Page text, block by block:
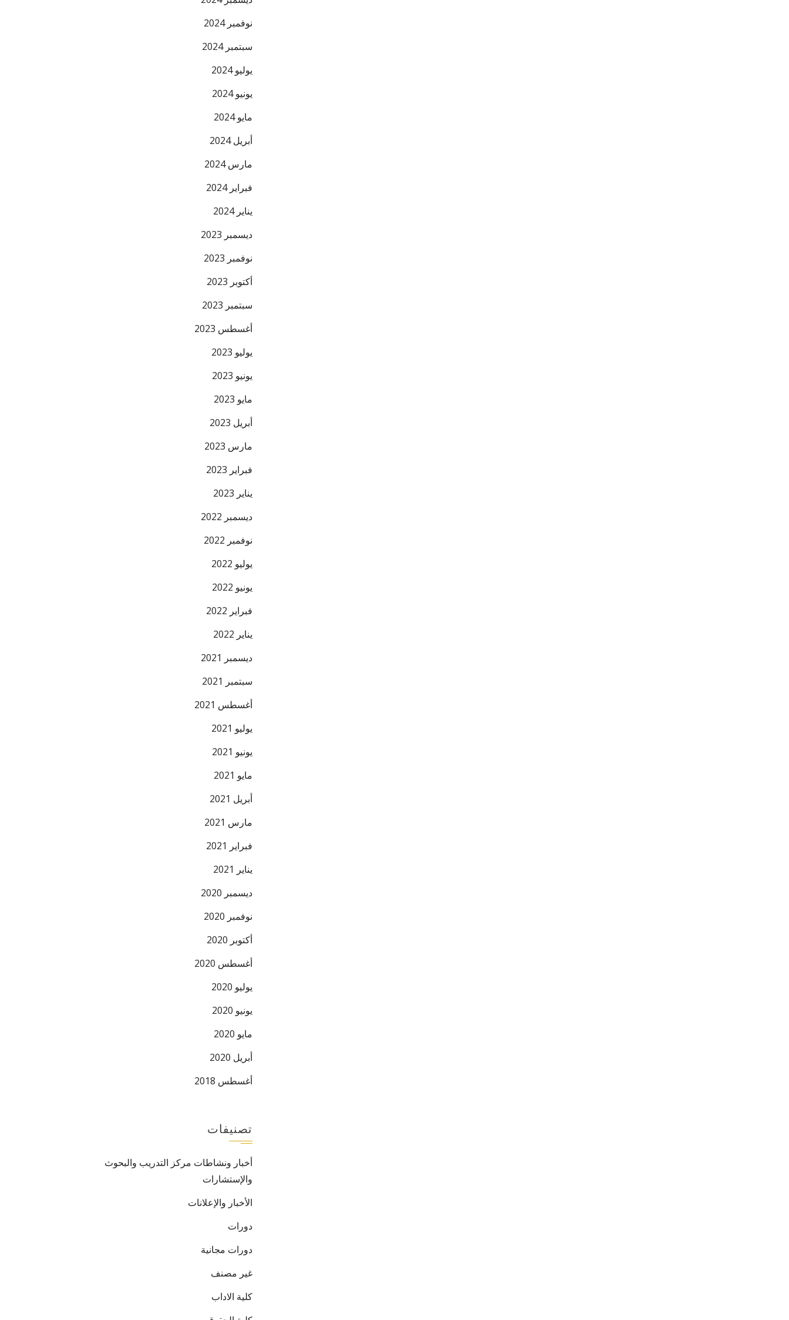
نوفمبر 2024
سبتمبر 2024
يوليو 2024
يونيو 2024
مايو 2024
أبريل 2024
مارس 2024
فبراير 2024
يناير 2024
ديسمبر 2023
نوفمبر 2023
أكتوبر 2023
سبتمبر 2023
أغسطس 2023
يوليو 2023
يونيو 2023
مايو 2023
أبريل 2023
مارس 2023
فبراير 2023
يناير 2023
ديسمبر 2022
نوفمبر 2022
يوليو 2022
يونيو 2022
فبراير 2022
يناير 2022
ديسمبر 2021
سبتمبر 2021
أغسطس 2021
يوليو 2021
يونيو 2021
مايو 2021
أبريل 2021
مارس 2021
فبراير 2021
يناير 2021
ديسمبر 2020
نوفمبر 2020
أكتوبر 2020
أغسطس 2020
يوليو 2020
يونيو 2020
مايو 2020
أبريل 2020
أغسطس 2018
تصنيفات
أخبار ونشاطات مركز التدريب والبحوث
والإستشارات
الأخبار والإعلانات
دورات
دورات مجانية
غير مصنف
كلية الاداب